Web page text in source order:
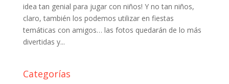
idea tan genial para jugar con niños! Y no tan niños,
claro, también los podemos utilizar en fiestas
temáticas con amigos… las fotos quedarán de lo más
divertidas y...
Categorías